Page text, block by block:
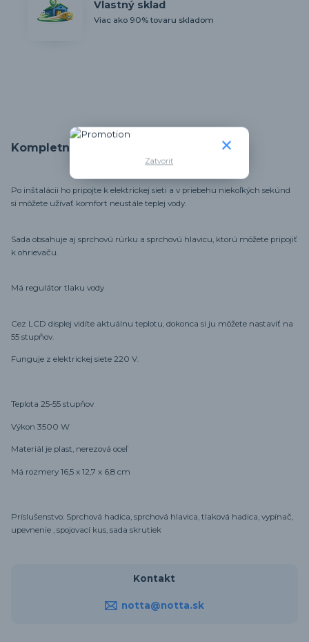
Vlastný sklad
Viac ako 90% tovaru skladom
Kompletné špecifikácie
Po inštalácii ho pripojte k elektrickej sieti a v priebehu niekoľkých sekúnd
si môžete užívať komfort neustále teplej vody.
Sada obsahuje aj sprchovú rúrku a sprchovú hlavicu, ktorú môžete pripojiť
k ohrievaču.
Má regulátor tlaku vody
Cez LCD displej vidíte aktuálnu teplotu, dokonca si ju môžete nastaviť na
55 stupňov.
Funguje z elektrickej siete 220 V.
Teplota 25-55 stupňov
Výkon 3500 W
Materiál je plast, nerezová oceľ
Má rozmery 16,5 x 12,7 x 6,8 cm
Príslušenstvo: Sprchová hadica, sprchová hlavica, tlaková hadica, vypínač,
upevnenie , spojovací kus, sada skrutiek
Kontakt
notta@notta.sk
Zatvoriť